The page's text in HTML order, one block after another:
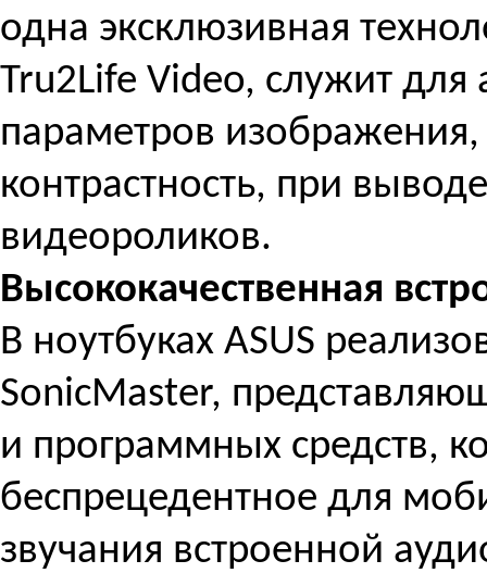
одна эксклюзивная
Tru2Life Video, служит
параметров изображения,
контрастность, при
видеороликов.
Высококачественная
В ноутбуках ASUS
SonicMaster,
и программных средств,
беспрецедентное для
звучания встроенной